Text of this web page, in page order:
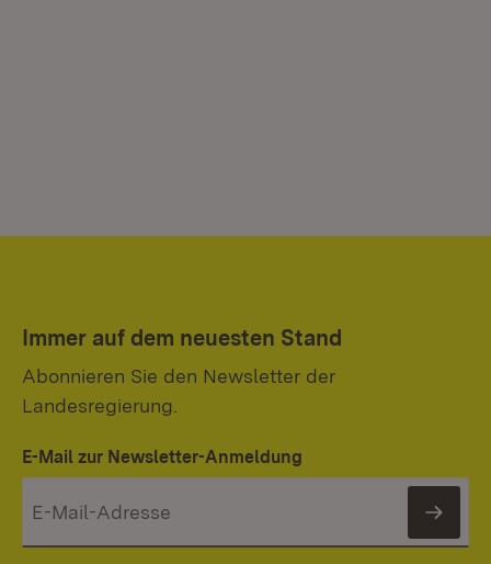
Immer auf dem neuesten Stand
Abonnieren Sie den Newsletter der
Landesregierung.
E-Mail zur Newsletter-Anmeldung